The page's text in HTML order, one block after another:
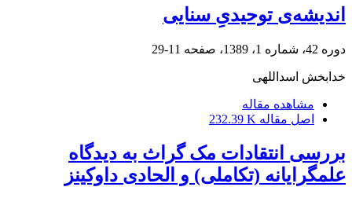
اندیشه‌ی توحیدیِ سنایی
دوره 42، شماره 1، 1389، صفحه 11-29
خدابخش اسداللهی
مشاهده مقاله
اصل مقاله 232.39 K
بررسی انتقادات مک گراث به دیدگاه
علمگرایانه (تکاملی) و الحادی داوکینز